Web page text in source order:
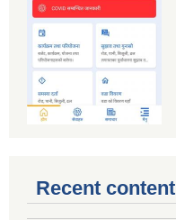
Recent content